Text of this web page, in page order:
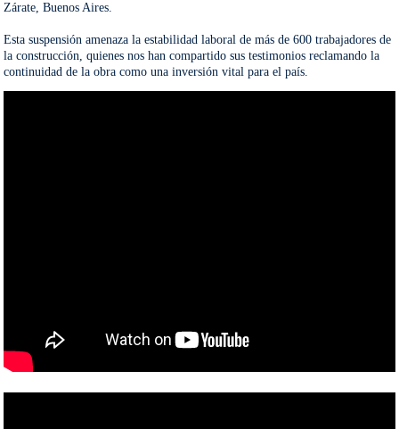
Zárate, Buenos Aires.
Esta suspensión amenaza la estabilidad laboral de más de 600 trabajadores de
la construcción, quienes nos han compartido sus testimonios reclamando la
continuidad de la obra como una inversión vital para el país.